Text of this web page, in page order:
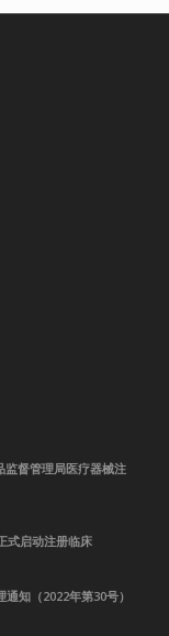
监督管理局医疗器械注
式启动注册临床
知（2022年第30号）